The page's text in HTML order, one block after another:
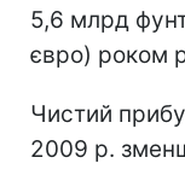
5,6 млрд
євро) роком
Чистий
2009 р.